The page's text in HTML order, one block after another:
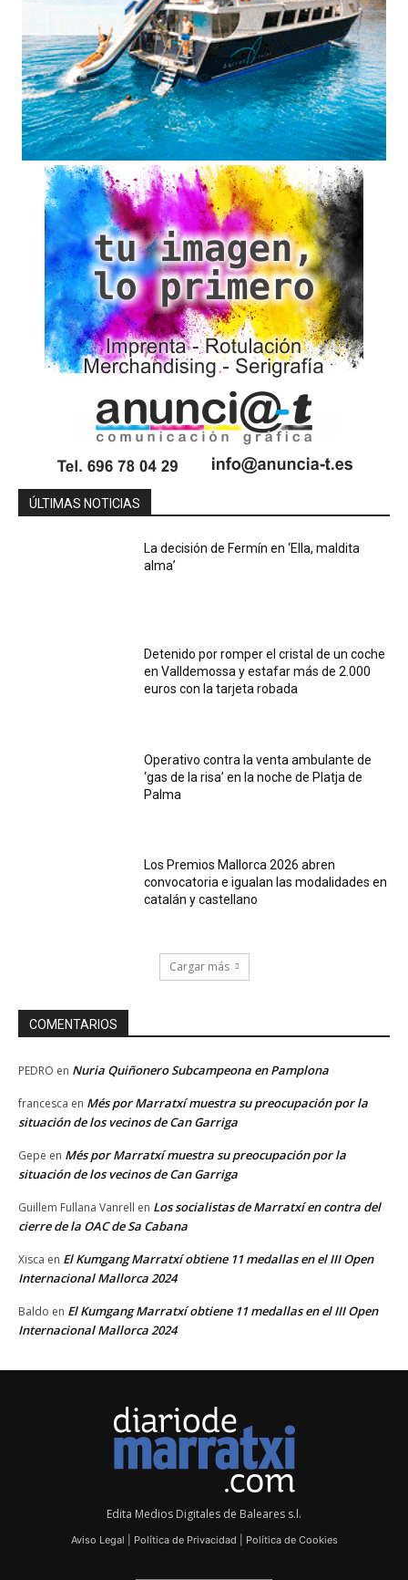
ÚLTIMAS NOTICIAS
La decisión de Fermín en ‘Ella, maldita
alma’
Detenido por romper el cristal de un coche
en Valldemossa y estafar más de 2.000
euros con la tarjeta robada
Operativo contra la venta ambulante de
‘gas de la risa’ en la noche de Platja de
Palma
Los Premios Mallorca 2026 abren
convocatoria e igualan las modalidades en
catalán y castellano
Cargar más
COMENTARIOS
PEDRO en Nuria Quiñonero Subcampeona en Pamplona
francesca en Més por Marratxí muestra su preocupación por la
situación de los vecinos de Can Garriga
Gepe en Més por Marratxí muestra su preocupación por la
situación de los vecinos de Can Garriga
Guillem Fullana Vanrell en Los socialistas de Marratxí en contra del
cierre de la OAC de Sa Cabana
Xisca en El Kumgang Marratxí obtiene 11 medallas en el III Open
Internacional Mallorca 2024
Baldo en El Kumgang Marratxí obtiene 11 medallas en el III Open
Internacional Mallorca 2024
Edita Medios Digitales de Baleares s.l.
Aviso Legal Política de Privacidad Política de Cookies